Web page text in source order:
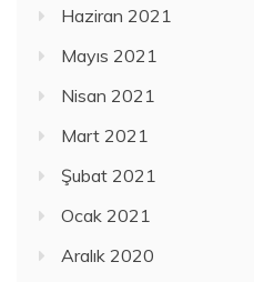
Haziran 2021
Mayıs 2021
Nisan 2021
Mart 2021
Şubat 2021
Ocak 2021
Aralık 2020